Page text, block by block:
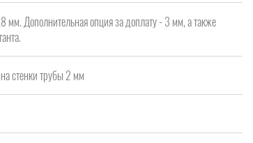
мм. Дополнительная опция за доплату - 3 мм, а также
стенки трубы 2 мм